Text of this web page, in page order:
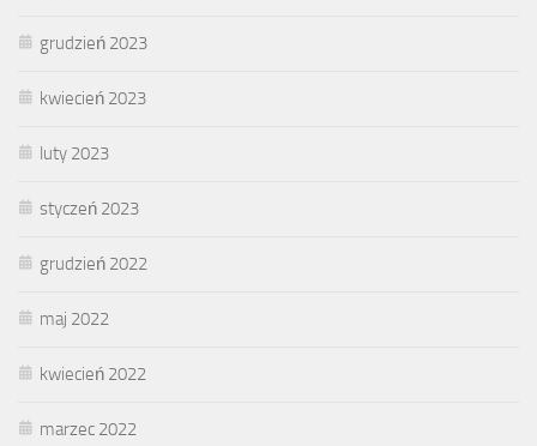
grudzień 2023
kwiecień 2023
luty 2023
styczeń 2023
grudzień 2022
maj 2022
kwiecień 2022
marzec 2022